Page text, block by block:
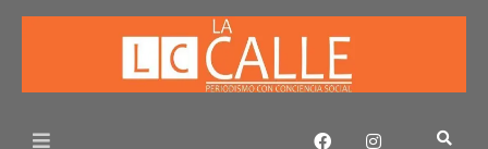
Skip